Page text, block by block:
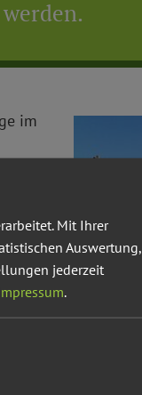
im
Mit Ihrer
Auswertung,
jederzeit
.